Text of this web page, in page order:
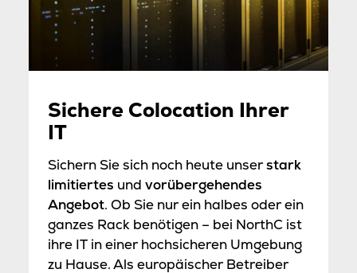
Sichere Colocation Ihrer
IT
Sichern Sie sich noch heute unserstark
limitiertes und vorübergehendes
Angebot. Ob Sie nur ein halbes oder ein
ganzes Rack benötigen – bei NorthC ist
ihre IT in einer hochsicheren Umgebung
zu Hause. Als europäischer Betreiber